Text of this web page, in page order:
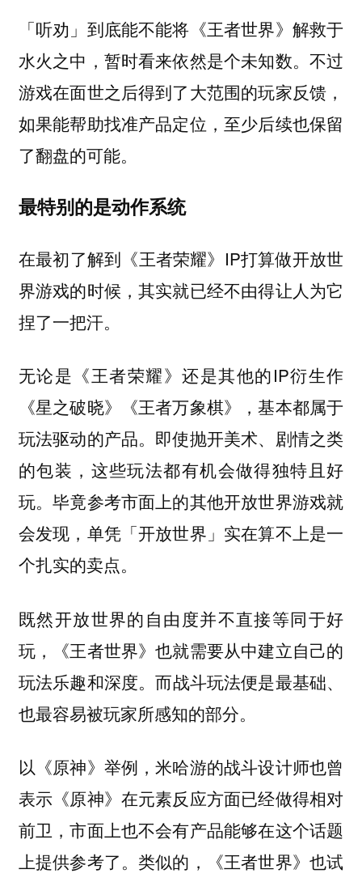
「听劝」到底能不能将《王者世界》解救于
水火之中，暂时看来依然是个未知数。不过
游戏在面世之后得到了大范围的玩家反馈，
如果能帮助找准产品定位，至少后续也保留
了翻盘的可能。
最特别的是动作系统
在最初了解到《王者荣耀》IP打算做开放世
界游戏的时候，其实就已经不由得让人为它
捏了一把汗。
无论是《王者荣耀》还是其他的IP衍生作
《星之破晓》《王者万象棋》，基本都属于
玩法驱动的产品。即使抛开美术、剧情之类
的包装，这些玩法都有机会做得独特且好
玩。毕竟参考市面上的其他开放世界游戏就
会发现，单凭「开放世界」实在算不上是一
个扎实的卖点。
既然开放世界的自由度并不直接等同于好
玩，《王者世界》也就需要从中建立自己的
玩法乐趣和深度。而战斗玩法便是最基础、
也最容易被玩家所感知的部分。
以《原神》举例，米哈游的战斗设计师也曾
表示《原神》在元素反应方面已经做得相对
前卫，市面上也不会有产品能够在这个话题
上提供参考了。类似的，《王者世界》也试